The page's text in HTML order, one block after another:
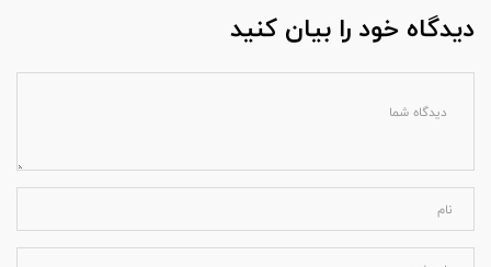
دیدگاه خود را بیان کنید